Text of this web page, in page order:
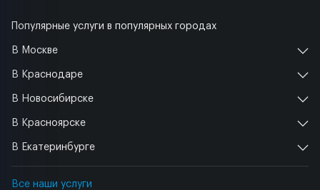
Популярные услуги в популярных городах
В Москве
В Краснодаре
В Новосибирске
В Красноярске
В Екатеринбурге
Все наши услуги